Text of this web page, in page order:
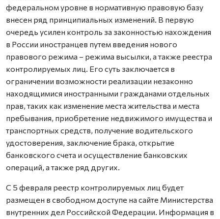
федеральном уровне в нормативную правовую базу
внесен ряд принципиальных изменений. В первую
очередь усилен контроль за законностью нахождения
в России иностранцев путем введения нового
правового режима – режима высылки, а также реестра
контролируемых лиц. Его суть заключается в
ограничении возможности реализации незаконно
находящимися иностранными гражданами отдельных
прав, таких как изменение места жительства и места
пребывания, приобретение недвижимого имущества и
транспортных средств, получение водительского
удостоверения, заключение брака, открытие
банковского счета и осуществление банковских
операций, а также ряд других.
С 5 февраля реестр контролируемых лиц будет
размещен в свободном доступе на сайте Министерства
внутренних дел Российской Федерации. Информация в